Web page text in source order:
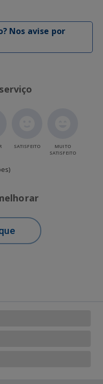
Nos avise por
SATISFEITO
MUITO
SATISFEITO